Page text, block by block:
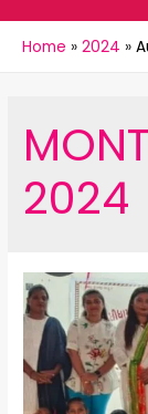
Home 2024
2024